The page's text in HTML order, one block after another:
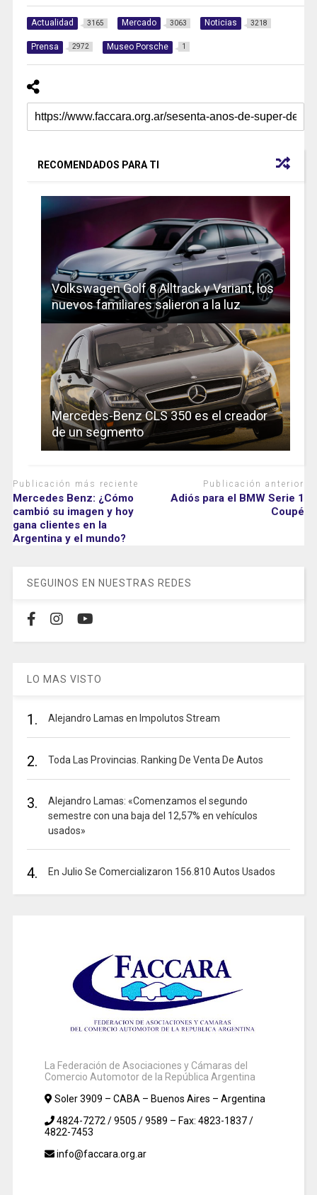
Actualidad 3165 Mercado 3063 Noticias 3218
Prensa 2972 Museo Porsche 1
RECOMENDADOS PARA TI
Volkswagen Golf 8 Alltrack y Variant, los
nuevos familiares salieron a la luz
Mercedes-Benz CLS 350 es el creador
de un segmento
Publicación más reciente
Mercedes Benz: ¿Cómo
cambió su imagen y hoy
gana clientes en la
Argentina y el mundo?
Publicación anterior
Adiós para el BMW Serie 1
Coupé
SEGUINOS EN NUESTRAS REDES
LO MAS VISTO
1. Alejandro Lamas en Impolutos Stream
2. Toda Las Provincias. Ranking De Venta De Autos
3.
Alejandro Lamas: «Comenzamos el segundo
semestre con una baja del 12,57% en vehículos
usados»
4. En Julio Se Comercializaron 156.810 Autos Usados
La Federación de Asociaciones y Cámaras del
Comercio Automotor de la República Argentina
Soler 3909 – CABA – Buenos Aires – Argentina
4824-7272 / 9505 / 9589 – Fax: 4823-1837 /
4822-7453
info@faccara.org.ar